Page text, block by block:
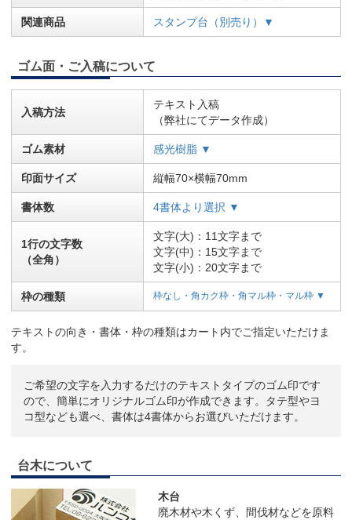
関連商品 スタンプ台（別売り）▼
ゴム面・ご入稿について
入稿方法
テキスト入稿
（弊社にてデータ作成）
ゴム素材 感光樹脂 ▼
印面サイズ 縦幅70×横幅70mm
書体数 4書体より選択 ▼
1行の文字数
（全角）
文字(大)：11文字まで
文字(中)：15文字まで
文字(小)：20文字まで
枠の種類 枠なし・角カク枠・角マル枠・マル枠 ▼
テキストの向き・書体・枠の種類はカート内でご指定いただけま
す。
ご希望の文字を入力するだけのテキストタイプのゴム印です
ので、簡単にオリジナルゴム印が作成できます。タテ型やヨ
コ型なども選べ、書体は4書体からお選びいただけます。
台木について
木台
廃木材や木くず、間伐材などを原料